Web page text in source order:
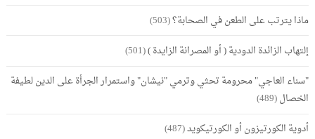
ماذا يترتب على الطعن في الصحابة؟(503)
إلتهاب الزائدة الدودية ( أو المصرانة الزايدة )(501)
"سناء العاجي" محرومة تحثي وترمي "نيشان" واستمرار الجرأة على الدين لطيفة
الخصال(489)
أدوية الكورتيزون أو الكورتيكويد(487)